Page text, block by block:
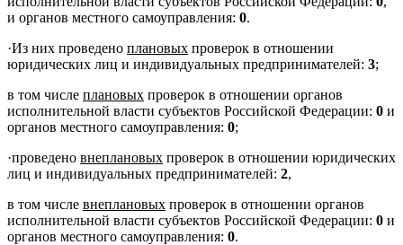
и органов местного самоуправления: 0.
·Из них проведено плановых проверок в отношении
юридических лиц и индивидуальных предпринимателей: 3;
в том числе плановых проверок в отношении органов
исполнительной власти субъектов Российской Федерации: 0 и
органов местного самоуправления: 0;
·проведено внеплановых проверок в отношении юридических
лиц и индивидуальных предпринимателей: 2,
в том числе внеплановых проверок в отношении органов
исполнительной власти субъектов Российской Федерации: 0 и
органов местного самоуправления: 0.